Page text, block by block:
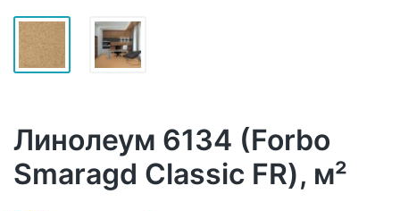
Линолеум 6134 (Forbo
Smaragd Classic FR), м²